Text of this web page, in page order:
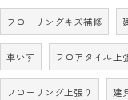
フローリングキズ補修
車いす フロアタイル上
フローリング上張り 建